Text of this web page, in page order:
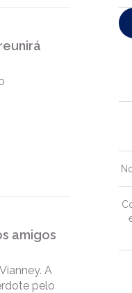
amigos
A
pelo